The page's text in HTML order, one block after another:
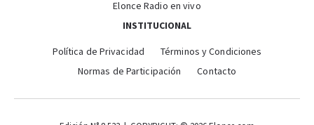
Elonce Radio en vivo
INSTITUCIONAL
Política de Privacidad
Términos y Condiciones
Normas de Participación
Contacto